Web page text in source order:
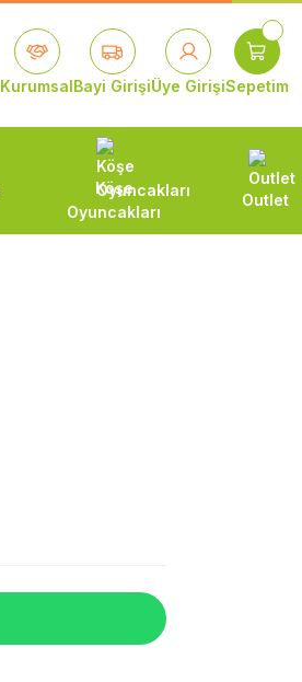
KurumsalBayi GirişiÜye GirişiSepetim
Köşe
Oyuncakları
Outlet